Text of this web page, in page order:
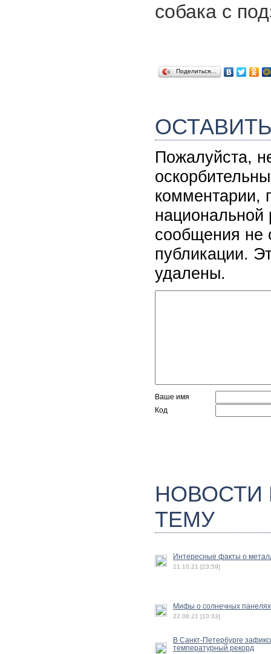
собака с
Поделиться…
Пожалуйста,
комментарии,
национальной
сообщения не
публикации.
удалены.
Ваше имя
Код
ТЕМУ
Интересные факты о
21.10.21 [23:59]
Мифы о солнечных панелях
22.08.21 [10:33]
В Санкт-Петербурге
температурный рекорд